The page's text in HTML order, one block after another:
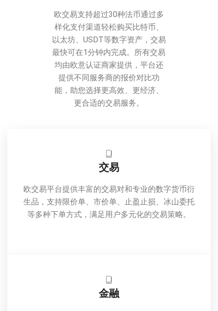
欧交易支持超过30种法币通过多
样化支付渠道轻松购买比特币、
以太坊、USDT等数字资产，交易
最快可在1分钟内完成。所有交易
均由欧意认证商家提供，平台还
提供不同服务商的报价对比功
能，助您选择更高效、更经济、
更合适的交易服务。
交易
欧交易平台提供丰富的交易对和专业的数字货币衍
生品，支持限价单、市价单、止盈止损、冰山委托
等多种下单方式，满足用户多元化的交易策略。
金融